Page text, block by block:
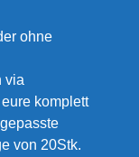
ohne
via
komplett
von 20Stk.